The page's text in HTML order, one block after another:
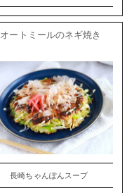
オートミールのネギ焼き
長崎ちゃんぽんスープ